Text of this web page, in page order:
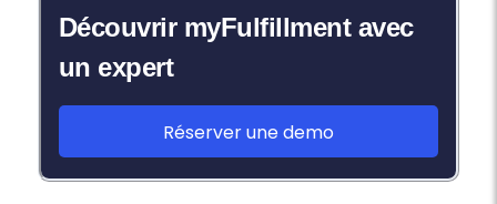
Découvrir myFulfillment avec
un expert
Réserver une demo